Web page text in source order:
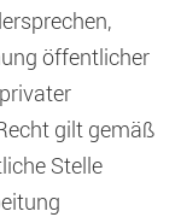
öffentlicher
gilt gemäß
Stelle